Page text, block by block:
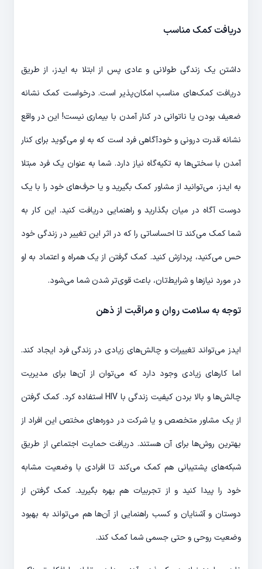
دریافت کمک مناسب
داشتن یک زندگی طولانی و عادی پس از ابتلا به ایدز، از طریق
دریافت کمک‌های مناسب امکان‌پذیر است. درخواست کمک نشانه
ضعیف بودن یا ناتوانی در کنار آمدن با بیماری نیست! این در واقع
نشانه قدرت درونی و خودآگاهی فرد است که به او می‌گوید برای کنار
آمدن با سختی‌ها به تکیه‌گاه نیاز دارد. شما به عنوان یک فرد مبتلا
به ایدز، می‌توانید از مشاور کمک بگیرید و یا حرف‌های خود را با یک
دوست آگاه در میان بگذارید و راهنمایی دریافت کنید. این کار به
شما کمک می‌کند تا احساساتی را که در اثر این تغییر در زندگی خود
حس می‌کنید، پردازش کنید. کمک گرفتن از یک همراه و اعتماد به او
در مورد نیازها و شرایط‌تان، باعث قوی‌تر شدن شما می‌شود.
توجه به سلامت روان و مراقبت از ذهن
ایدز می‌تواند تغییرات و چالش‌های زیادی در زندگی فرد ایجاد کند.
اما کارهای زیادی وجود دارد که می‌توان از آن‌ها برای مدیریت
چالش‌ها و بالا بردن کیفیت زندگی با HIV استفاده کرد. کمک گرفتن
از یک مشاور متخصص و یا شرکت در دوره‌های مختص این افراد از
بهترین روش‌ها برای آن هستند. دریافت حمایت اجتماعی از طریق
شبکه‌های پشتیبانی هم کمک می‌کند تا افرادی با وضعیت مشابه
خود را پیدا کنید و از تجربیات هم بهره بگیرید. کمک گرفتن از
دوستان و آشنایان و کسب راهنمایی از آن‌ها هم می‌تواند به بهبود
وضعیت روحی و حتی جسمی شما کمک کند.